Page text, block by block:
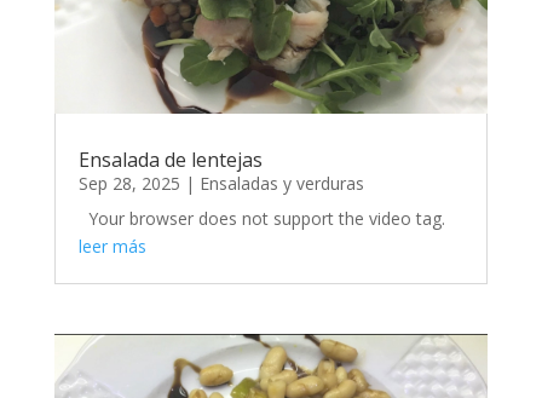
Ensalada de lentejas
Sep 28, 2025 | Ensaladas y verduras
Your browser does not support the video tag.
leer más